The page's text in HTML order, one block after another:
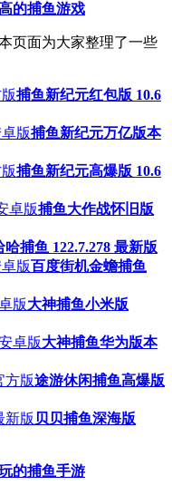
的捕鱼游戏
页面为大家整理了一些
捕鱼新纪元红包版 10.6
捕鱼新纪元万亿版本
捕鱼新纪元高爆版 10.6
捕鱼大作战怀旧版
哈捕鱼 122.7.278 最新版
百度街机金蟾捕鱼
大神捕鱼小米版
大神捕鱼华为版本
途游休闲捕鱼高爆版
贝贝捕鱼深海版
的捕鱼手游